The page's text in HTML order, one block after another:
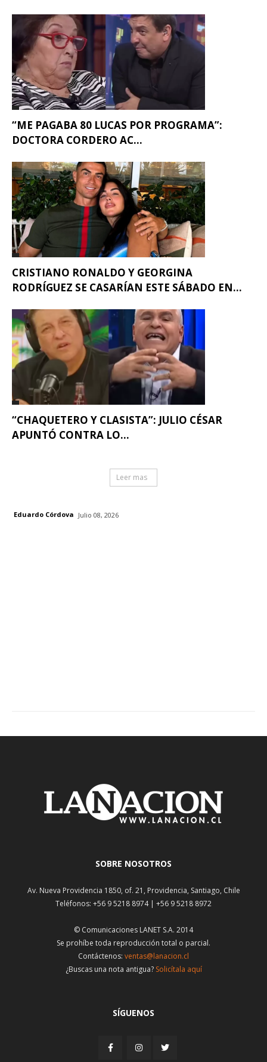
“ME PAGABA 80 LUCAS POR PROGRAMA”:
DOCTORA CORDERO AC...
CRISTIANO RONALDO Y GEORGINA
RODRÍGUEZ SE CASARÍAN ESTE SÁBADO EN...
“CHAQUETERO Y CLASISTA”: JULIO CÉSAR
APUNTÓ CONTRA LO...
Leer mas
Eduardo Córdova Julio 08, 2026
SOBRE NOSOTROS
Av. Nueva Providencia 1850, of. 21, Providencia, Santiago, Chile
Teléfonos: +56 9 5218 8974 | +56 9 5218 8972
© Comunicaciones LANET S.A. 2014
Se prohíbe toda reproducción total o parcial.
Contáctenos: ventas@lanacion.cl
¿Buscas una nota antigua? Solicítala aquí
SÍGUENOS